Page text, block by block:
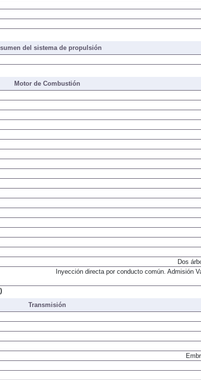
del sistema de propulsión
Motor de Combustión
Dos
Inyección directa por conducto común. Admisión
Transmisión